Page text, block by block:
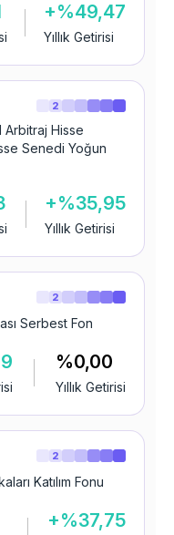
+%49,47
Yıllık Getirisi
Hisse
Senedi Yoğun
+%35,95
Yıllık Getirisi
2
Serbest Fon
%0,00
Yıllık Getirisi
2
Katılım Fonu
+%37,75
2